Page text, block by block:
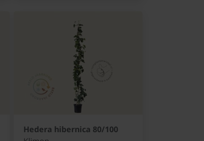
Hedera hibernica 80/100